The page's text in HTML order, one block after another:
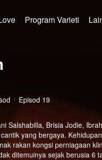
Program Varieti
Episod 19
Salshabilla, Brisia Jodie,
yang bergaya.
rakan kongsi perniagaan
ditemuinya sejak berusia 6